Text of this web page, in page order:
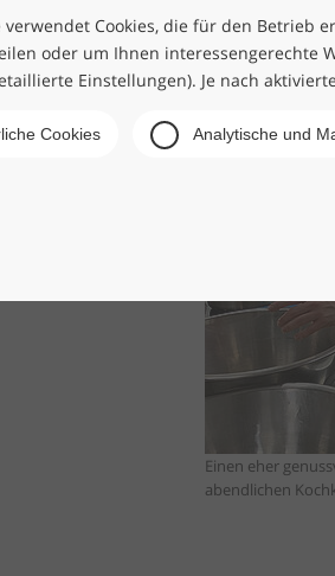
verwendet Cookies, die für den
oder um Ihnen interessengerechte
Einstellungen). Je nach
Cookies Analytische und
Einen eher
abendlichen